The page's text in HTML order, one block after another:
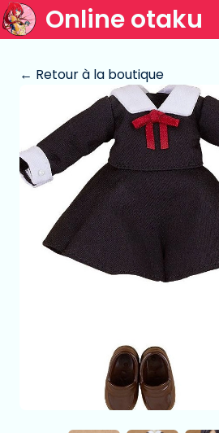
Online otaku
← Retour à la boutique